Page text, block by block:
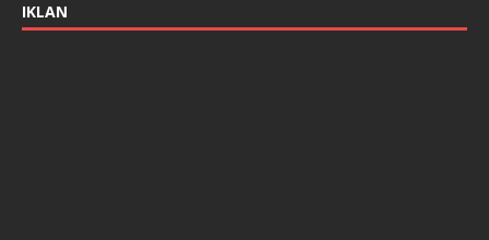
IKLAN